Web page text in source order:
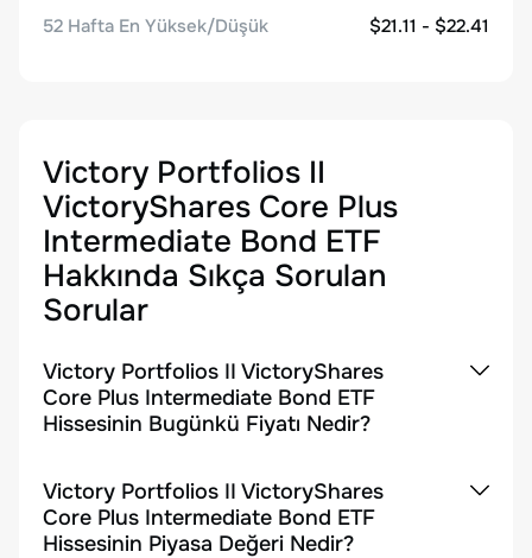
52 Hafta En Yüksek/Düşük
$21.11 - $22.41
Victory Portfolios II
VictoryShares Core Plus
Intermediate Bond ETF
Hakkında Sıkça Sorulan
Sorular
Victory Portfolios II VictoryShares
Core Plus Intermediate Bond ETF
Hissesinin Bugünkü Fiyatı Nedir?
Victory Portfolios II VictoryShares
Core Plus Intermediate Bond ETF
Hissesinin Piyasa Değeri Nedir?